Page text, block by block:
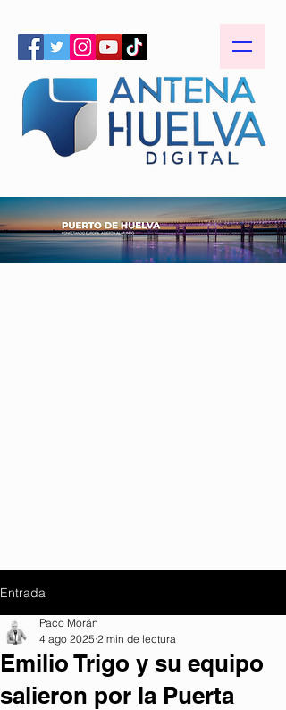
Entrada
Emilio Trigo y su equipo
salieron por la Puerta
Paco Morán
4 ago 2025 2 min de lectura